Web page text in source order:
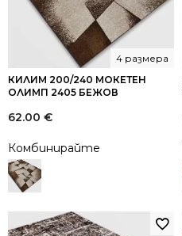
КИЛИМ 200/240 МОКЕТЕН
ОЛИМП 2405 БЕЖОВ
4 размера
62.00 €
Комбинирайте